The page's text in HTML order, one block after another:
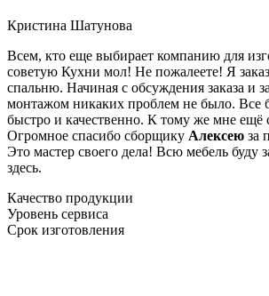
Кристина Шатунова
Всем, кто еще выбирает компанию для
советую Кухни мол! Не пожалеете! Я
спальню. Начиная с обсуждения заказа и
монтажом никаких проблем не было. Все
быстро и качественно. К тому же мне ещё
Огромное спасибо сборщику Алексею за
Это мастер своего дела! Всю мебель буду
здесь.
Качество продукции
Уровень сервиса
Срок изготовления